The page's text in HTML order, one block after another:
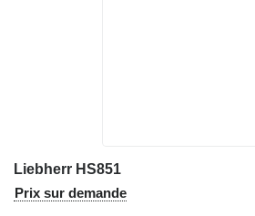
Liebherr HS851
Prix sur demande